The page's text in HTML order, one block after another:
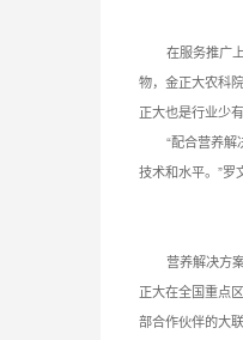
在服务推广
物，金正大农科
正大也是行业少
“配合营养
技术和水平。”罗
营养解决方
正大在全国重点
部合作伙伴的大